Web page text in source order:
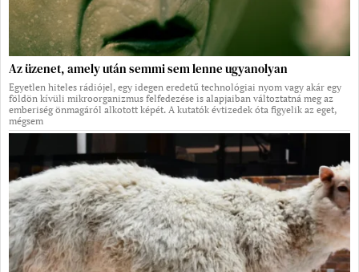
Az üzenet, amely után semmi sem lenne ugyanolyan
Egyetlen hiteles rádiójel, egy idegen eredetű technológiai nyom vagy akár egy
földön kívüli mikroorganizmus felfedezése is alapjaiban változtatná meg az
emberiség önmagáról alkotott képét. A kutatók évtizedek óta figyelik az eget,
mégsem